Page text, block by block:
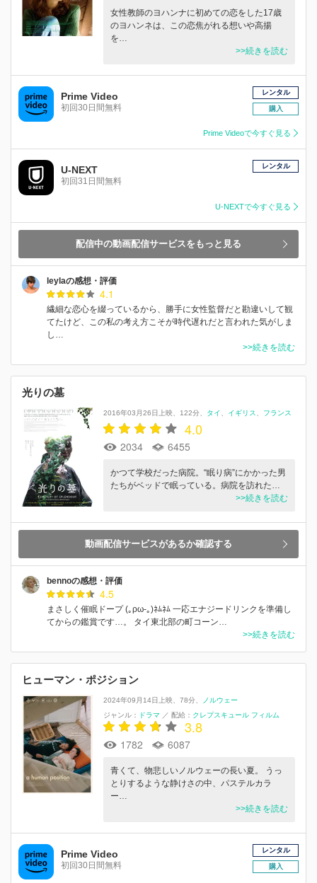
女性教師のヨハンナに初めての恋をした17歳
のヨハンネは、この恋焦がれる想いや高揚
を…
>>続きを読む
Prime Video
初回30日間無料
レンタル
購入
Prime Videoで今すぐ見る
U-NEXT
初回31日間無料
レンタル
U-NEXTで今すぐ見る
配信中の動画配信サービスをもっと見る
leylaの感想・評価
4.1
繊細な恋心を綴っているから、勝手に女性監督だと勘違いして観
てたけど、この私の考え方こそが時代遅れだと言われた気がしま
し…
>>続きを読む
光りの墓
2016年03月26日上映 122分 タイ イギリス フランス
4.0
2034 6455
かつて学校だった病院。“眠り病”にかかった男
たちがベッドで眠っている。病院を訪れた…
>>続きを読む
動画配信サービスがあるか確認する
bennoの感想・評価
4.5
まさしく催眠ドープ (｡ρω-｡)ﾈﾑﾈﾑ 一応エナジードリンクを準備し
てからの鑑賞です…。 タイ東北部の町コーン…
>>続きを読む
ヒューマン・ポジション
2024年09月14日上映 78分
ノルウェー
ジャンル：
ドラマ ／ 配給： クレプスキュール フィルム
3.8
1782 6087
青くて、物悲しいノルウェーの長い夏。 うっ
とりするような静けさの中、パステルカラ
ー…
>>続きを読む
Prime Video
初回30日間無料
レンタル
購入